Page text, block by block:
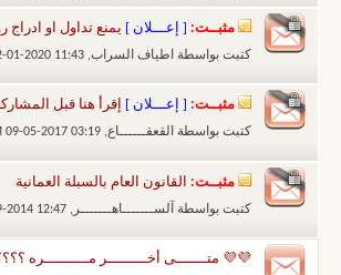
مثبــت: [ إعـــلان ] يمنع تداول او ادراج
كتبت بواسطة اطياف السراب‏, 02-01-2020 11:43 PM
مثبــت: [ إعـــلان ] إقرأ هنا قبل
كتبت بواسطة القعقــــــاع‏, 09-05-2017 03:19 AM
مثبــت: القانون العام بالسبلة العمانية
كتبت بواسطة آلســـــــاهـــــــر ‏, 09-09-2014 12:47 AM
💜💜 متـــــــى أخـــــــــر مــــــــــره